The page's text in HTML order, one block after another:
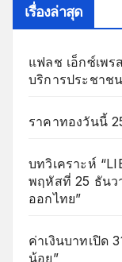
เรื่องล่าสุด
แฟลช เอ็กซ์เพ
บริการประชาช
ราคาทองวันนี้
บทวิเคราะห์
พฤหัสที่ 25 ธันว
ออกไทย”
ค่าเงินบาทเปิด
น้อย”